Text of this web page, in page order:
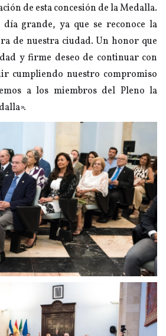
de esta concesión de la Medalla.
grande, ya que se reconoce la
de nuestra ciudad. Un honor que
y firme deseo de continuar con
cumpliendo nuestro compromiso
a los miembros del Pleno la